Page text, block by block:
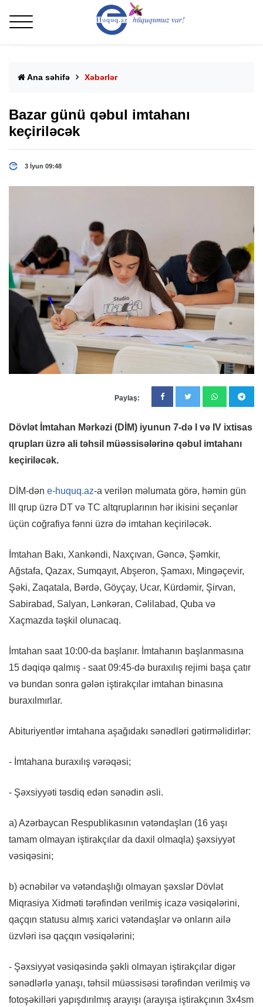
Ana səhifə Xəbərlər
Bazar günü qəbul imtahanı
keçiriləcək
3 İyun 09:48
Paylaş:
Dövlət İmtahan Mərkəzi (DİM) iyunun 7-də I və IV ixtisas
qrupları üzrə ali təhsil müəssisələrinə qəbul imtahanı
keçiriləcək.
DİM-dən e-huquq.az-a verilən məlumata görə, həmin gün
III qrup üzrə DT və TC altqruplarının hər ikisini seçənlər
üçün coğrafiya fənni üzrə də imtahan keçiriləcək.
İmtahan Bakı, Xankəndi, Naxçıvan, Gəncə, Şəmkir,
Ağstafa, Qazax, Sumqayıt, Abşeron, Şamaxı, Mingəçevir,
Şəki, Zaqatala, Bərdə, Göyçay, Ucar, Kürdəmir, Şirvan,
Sabirabad, Salyan, Lənkəran, Cəlilabad, Quba və
Xaçmazda təşkil olunacaq.
İmtahan saat 10:00-da başlanır. İmtahanın başlanmasına
15 dəqiqə qalmış - saat 09:45-də buraxılış rejimi başa çatır
və bundan sonra gələn iştirakçılar imtahan binasına
buraxılmırlar.
Abituriyentlər imtahana aşağıdakı sənədləri gətirməlidirlər:
- İmtahana buraxılış vərəqəsi;
- Şəxsiyyəti təsdiq edən sənədin əsli.
a) Azərbaycan Respublikasının vətəndaşları (16 yaşı
tamam olmayan iştirakçılar da daxil olmaqla) şəxsiyyət
vəsiqəsini;
b) əcnəbilər və vətəndaşlığı olmayan şəxslər Dövlət
Miqrasiya Xidməti tərəfindən verilmiş icazə vəsiqələrini,
qaçqın statusu almış xarici vətəndaşlar və onların ailə
üzvləri isə qaçqın vəsiqələrini;
- Şəxsiyyət vəsiqəsində şəkli olmayan iştirakçılar digər
sənədlərlə yanaşı, təhsil müəssisəsi tərəfindən verilmiş və
fotoşəkilləri yapışdırılmış arayışı (arayışa iştirakçının 3x4sm